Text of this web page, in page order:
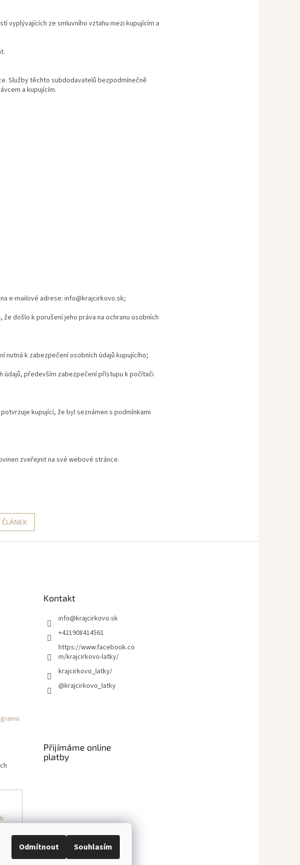
Odmítnout Souhlasím
vyplývajících ze smluvního vztahu mezi kupujícím a
Služby těchto subdodavatelů bezpodmínečně
a kupujícím.
e-mailové adrese: info@krajcirkovo.sk;
došlo k porušení jeho práva na ochranu osobních
nutná k zabezpečení osobních údajů kupujícího;
především zabezpečení přístupu k počítači
kupující, že byl seznámen s podmínkami
zveřejnit na své webové stránce.
ČLÁNEK
Kontakt
info@krajcirkovo.sk
+421908414561
https://www.facebook.co
m/krajcirkovo-latky/
krajcirkovo_latky/
@krajcirkovo_latky
Přijímáme online
platby